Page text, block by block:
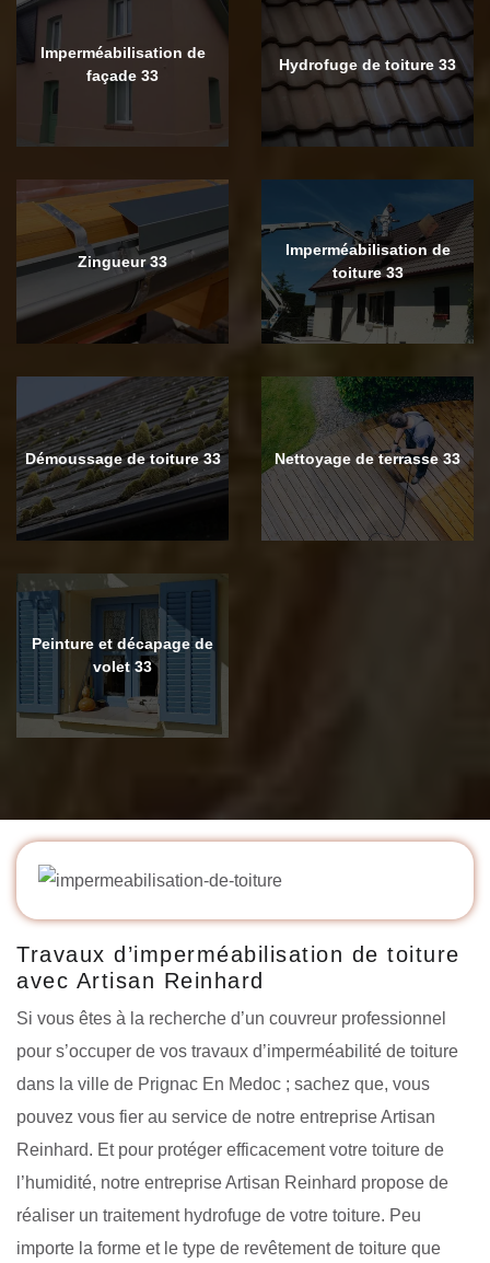
Imperméabilisation de
façade 33
Hydrofuge de toiture 33
Zingueur 33
Imperméabilisation de
toiture 33
Démoussage de toiture 33 Nettoyage de terrasse 33
Peinture et décapage de
volet 33
Travaux d’imperméabilisation de toiture
avec Artisan Reinhard
Si vous êtes à la recherche d’un couvreur professionnel
pour s’occuper de vos travaux d’imperméabilité de toiture
dans la ville de Prignac En Medoc ; sachez que, vous
pouvez vous fier au service de notre entreprise Artisan
Reinhard. Et pour protéger efficacement votre toiture de
l’humidité, notre entreprise Artisan Reinhard propose de
réaliser un traitement hydrofuge de votre toiture. Peu
importe la forme et le type de revêtement de toiture que